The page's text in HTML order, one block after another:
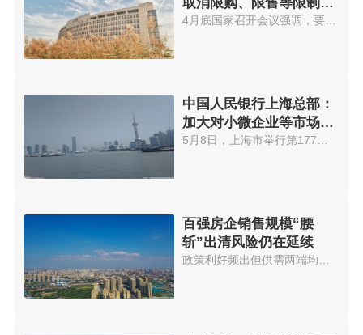
措施
4月底国家召开会议强调，要有效...
中国人民银行上海总部：
加大对小微企业等市场主
体的金融支持
5月8日，上海市举行第177场上海...
百强房企销售规模“腰
斩”出清风险仍在延续
政策利好频出但供需两端均无回暖...